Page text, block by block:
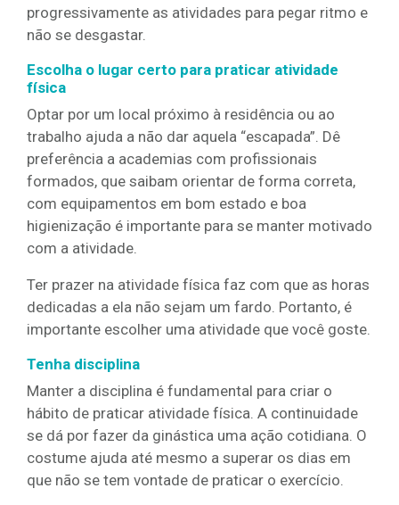
progressivamente as atividades para pegar ritmo e
não se desgastar.
Escolha o lugar certo para praticar atividade
física
Optar por um local próximo à residência ou ao
trabalho ajuda a não dar aquela “escapada”. Dê
preferência a academias com profissionais
formados, que saibam orientar de forma correta,
com equipamentos em bom estado e boa
higienização é importante para se manter motivado
com a atividade.
Ter prazer na atividade física faz com que as horas
dedicadas a ela não sejam um fardo. Portanto, é
importante escolher uma atividade que você goste.
Tenha disciplina
Manter a disciplina é fundamental para criar o
hábito de praticar atividade física. A continuidade
se dá por fazer da ginástica uma ação cotidiana. O
costume ajuda até mesmo a superar os dias em
que não se tem vontade de praticar o exercício.